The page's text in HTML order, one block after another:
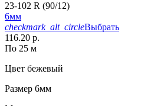
23-102 R (90/12)
6мм
checkmark_alt_circleВыбрать
116.20 р.
По 25 м
Цвет бежевый
Размер 6мм